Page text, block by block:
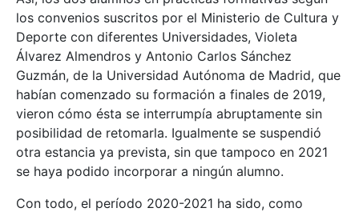
los convenios suscritos por el Ministerio de Cultura y
Deporte con diferentes Universidades, Violeta
Álvarez Almendros y Antonio Carlos Sánchez
Guzmán, de la Universidad Autónoma de Madrid, que
habían comenzado su formación a finales de 2019,
vieron cómo ésta se interrumpía abruptamente sin
posibilidad de retomarla. Igualmente se suspendió
otra estancia ya prevista, sin que tampoco en 2021
se haya podido incorporar a ningún alumno.
Con todo, el período 2020-2021 ha sido, como